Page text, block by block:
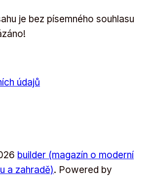
je bez písemného souhlasu
údajů
builder (magazín o moderní
a zahradě). Powered by